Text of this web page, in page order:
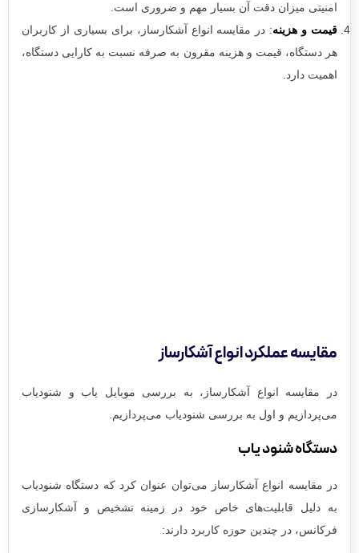
امنیتی میزان دقت آن بسیار مهم و ضروری است.
قیمت و هزینه: در مقایسه‌ انواع آشکارساز، برای بسیاری از کاربران
هر دستگاه، قیمت و هزینه مقرون به صرفه نسبت به کارایی دستگاه،
اهمیت دارد.
مقایسه عملکرد انواع آشکارساز
در مقایسه انواع آشکارساز، به بررسی موبایل یاب و شنودیاب
می‌پردازیم و اول به بررسی شنودیاب می‌پردازیم.
دستگاه شنود یاب
در مقایسه‌ انواع آشکارساز می‌توان عنوان کرد که دستگاه‌ شنودیاب
به دلیل قابلیت‌های خاص خود در زمینه تشخیص و آشکارسازی
فرکانس، در چندین حوزه کاربرد دارند: